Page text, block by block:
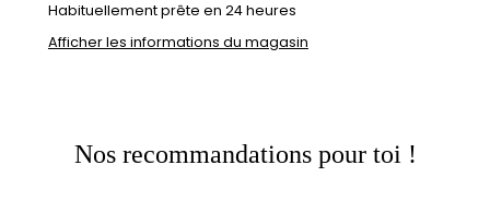
Habituellement prête en 24 heures
Afficher les informations du magasin
Nos recommandations pour toi !